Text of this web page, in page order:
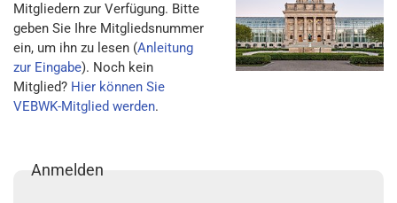
Mitgliedern zur Verfügung. Bitte
geben Sie Ihre Mitgliedsnummer
ein, um ihn zu lesen (Anleitung
zur Eingabe). Noch kein
Mitglied? Hier können Sie
VEBWK-Mitglied werden.
Anmelden